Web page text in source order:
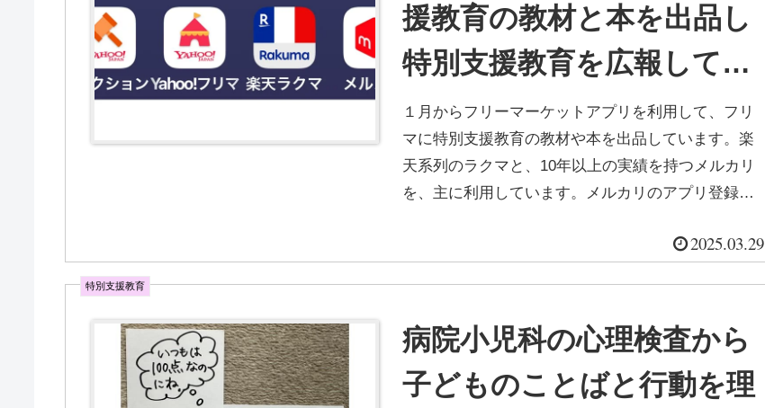
援教育の教材と本を出品し
特別支援教育を広報してい
ます
１月からフリーマーケットアプリを利用して、フリ
マに特別支援教育の教材や本を出品しています。楽
天系列のラクマと、10年以上の実績を持つメルカリ
を、主に利用しています。メルカリのアプリ登録者
2025.03.29
特別支援教育
病院小児科の心理検査から
子どものことばと行動を理